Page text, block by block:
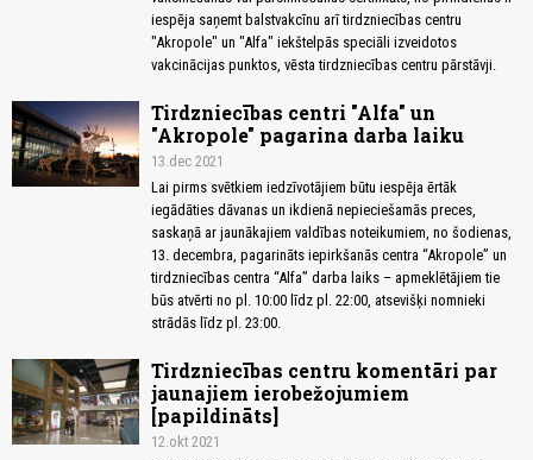
iespēja saņemt balstvakcīnu arī tirdzniecības centru
"Akropole" un "Alfa" iekštelpās speciāli izveidotos
vakcinācijas punktos, vēsta tirdzniecības centru pārstāvji.
Tirdzniecības centri "Alfa" un
"Akropole" pagarina darba laiku
13.dec 2021
Lai pirms svētkiem iedzīvotājiem būtu iespēja ērtāk
iegādāties dāvanas un ikdienā nepieciešamās preces,
saskaņā ar jaunākajiem valdības noteikumiem, no šodienas,
13. decembra, pagarināts iepirkšanās centra “Akropole” un
tirdzniecības centra “Alfa” darba laiks – apmeklētājiem tie
būs atvērti no pl. 10:00 līdz pl. 22:00, atsevišķi nomnieki
strādās līdz pl. 23:00.
Tirdzniecības centru komentāri par
jaunajiem ierobežojumiem
[papildināts]
12.okt 2021